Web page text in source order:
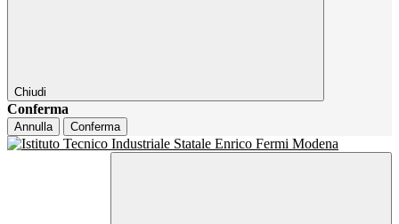
Chiudi
Conferma
Annulla Conferma